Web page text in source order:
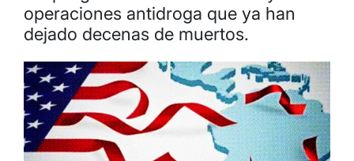
operaciones antidroga que ya han
dejado decenas de muertos.